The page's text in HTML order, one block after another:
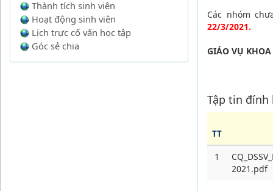
Thành tích sinh viên
Hoạt động sinh viên
Lịch trực cố vấn học tập
Góc sẻ chia
Các nhóm
22/3/2021.
GIÁO VỤ KHOA
Tập tin đính
TT
1
2021.pdf